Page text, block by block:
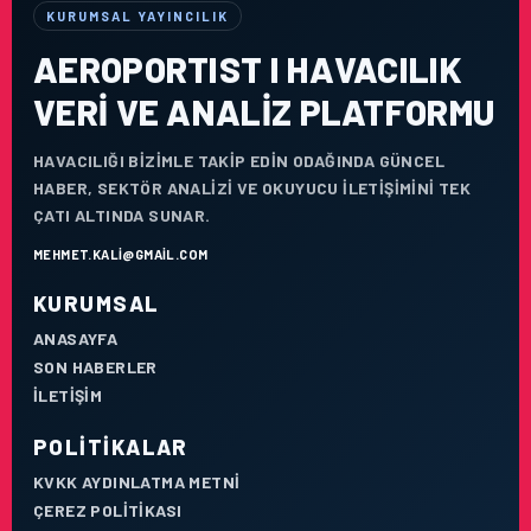
KURUMSAL YAYINCILIK
AEROPORTIST I HAVACILIK
VERI VE ANALIZ PLATFORMU
HAVACILIĞI BIZIMLE TAKIP EDIN ODAĞINDA GÜNCEL
HABER, SEKTÖR ANALIZI VE OKUYUCU ILETIŞIMINI TEK
ÇATI ALTINDA SUNAR.
MEHMET.KALI@GMAIL.COM
KURUMSAL
ANASAYFA
SON HABERLER
İLETIŞIM
POLITIKALAR
KVKK AYDINLATMA METNI
ÇEREZ POLITIKASI